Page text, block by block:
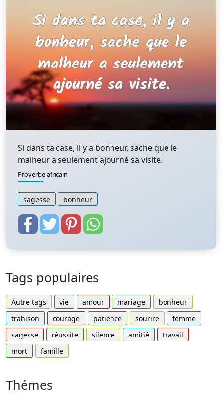
Si dans ta case, il y a bonheur, sache que le
malheur a seulement ajourné sa visite.
Proverbe africain
sagesse bonheur
Tags populaires
Autre tags vie amour mariage
bonheur
trahison
courage patience sourire
femme
sagesse
réussite silence amitié
travail
mort
famille
Thémes